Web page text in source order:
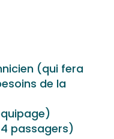
(qui fera
de la
passagers)